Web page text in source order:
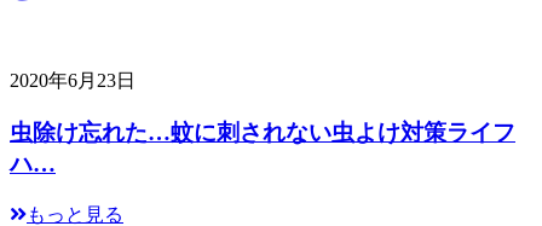
2020年6月23日
虫除け忘れた…蚊に刺されない虫よけ対策ライフ
ハ…
もっと見る